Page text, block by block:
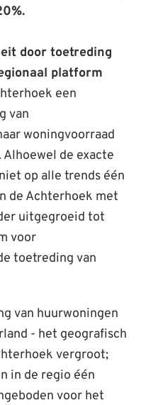
door toetreding
platform
een
van
woningvoorraad
de exacte
op alle trends één
de Achterhoek met
uitgegroeid tot
voor
toetreding van
van huurwoningen
- het geografisch
vergroot;
in de regio één
voor het